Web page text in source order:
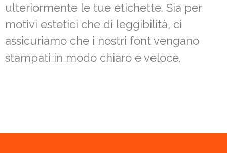
ulteriormente le tue etichette. Sia per
motivi estetici che di leggibilità, ci
assicuriamo che i nostri font vengano
stampati in modo chiaro e veloce.